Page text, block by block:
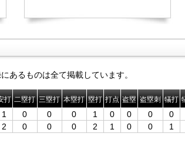
あるものは全て掲載しています。
打 二塁打 三塁打 本塁打 塁打 打点 盗塁 盗塁刺 犠打
1 0 0 0 1 0 0 0 0
2 0 0 0 2 1 0 0 1